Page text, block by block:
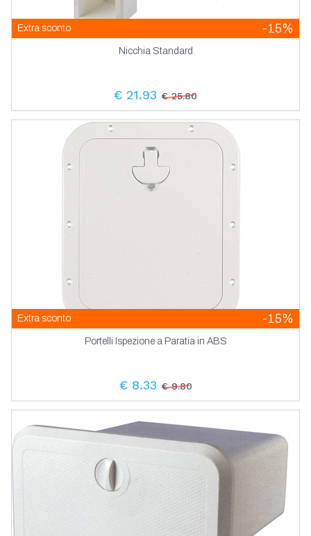
Extra sconto -15%
Nicchia Standard
€ 21.93 € 25.80
Extra sconto -15%
Portelli Ispezione a Paratia in ABS
€ 8.33 € 9.80